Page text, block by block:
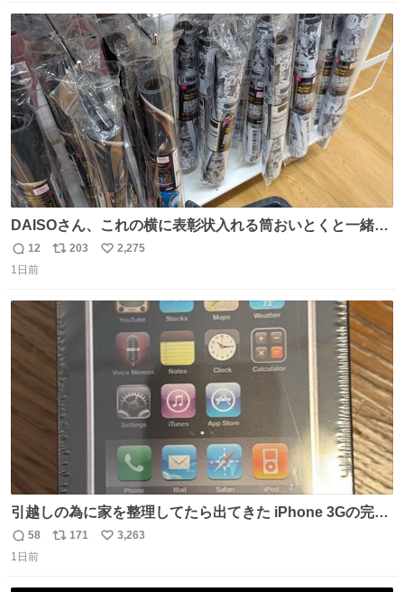
ト
数
数
DAISOさん、これの横に表彰状入れる筒おいとくと一緒に
売れますのでご検討下さい
返
信
12
リ
ト
数
203
い
2,275
1日前
引越しの為に家を整理してたら出てきた iPhone 3Gの完全
未開封品 かなり前に楽天だかで買った多分未使用のデモ機
で-が出るのだと思うんだよね ヤフオクで売れてない190万
返
信
58
リ
171
い
3,263
1日前